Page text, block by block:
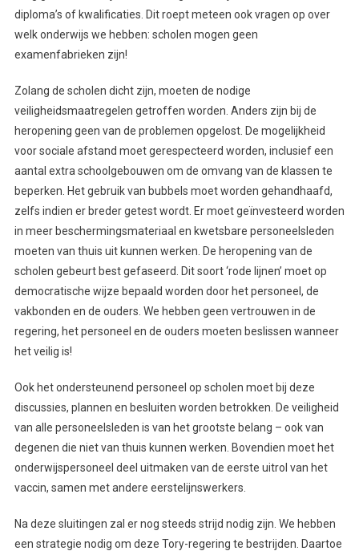
diploma’s of kwalificaties. Dit roept meteen ook vragen op over
welk onderwijs we hebben: scholen mogen geen
examenfabrieken zijn!
Zolang de scholen dicht zijn, moeten de nodige
veiligheidsmaatregelen getroffen worden. Anders zijn bij de
heropening geen van de problemen opgelost. De mogelijkheid
voor sociale afstand moet gerespecteerd worden, inclusief een
aantal extra schoolgebouwen om de omvang van de klassen te
beperken. Het gebruik van bubbels moet worden gehandhaafd,
zelfs indien er breder getest wordt. Er moet geïnvesteerd worden
in meer beschermingsmateriaal en kwetsbare personeelsleden
moeten van thuis uit kunnen werken. De heropening van de
scholen gebeurt best gefaseerd. Dit soort ‘rode lijnen’ moet op
democratische wijze bepaald worden door het personeel, de
vakbonden en de ouders. We hebben geen vertrouwen in de
regering, het personeel en de ouders moeten beslissen wanneer
het veilig is!
Ook het ondersteunend personeel op scholen moet bij deze
discussies, plannen en besluiten worden betrokken. De veiligheid
van alle personeelsleden is van het grootste belang – ook van
degenen die niet van thuis kunnen werken. Bovendien moet het
onderwijspersoneel deel uitmaken van de eerste uitrol van het
vaccin, samen met andere eerstelijnswerkers.
Na deze sluitingen zal er nog steeds strijd nodig zijn. We hebben
een strategie nodig om deze Tory-regering te bestrijden. Daartoe